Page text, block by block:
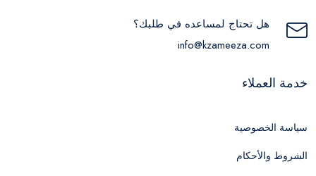
هل تحتاج لمساعده في طلبك؟
info@kzameeza.com
خدمة العملاء
سياسة الخصوصية
الشروط والأحكام